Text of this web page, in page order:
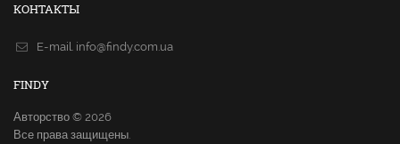
КОНТАКТЫ
E-mail. info@findy.com.ua
FINDY
Авторство © 2026
Все права защищены.